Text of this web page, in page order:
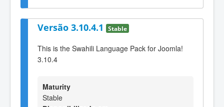
Versão 3.10.4.1 Stable
This is the Swahili Language Pack for Joomla!
3.10.4
Maturity
Stable